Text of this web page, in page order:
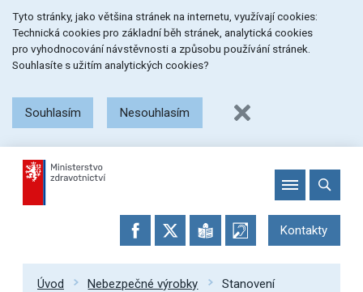
na
menu
na
obsah
na
patičku
stránky
Tyto stránky, jako většina stránek na internetu, využívají cookies:
Technická cookies pro základní běh stránek, analytická cookies
pro vyhodnocování návstěvnosti a způsobu používání stránek.
Souhlasíte s užitím analytických cookies?
Souhlasím Nesouhlasím
Kontakty
Úvod Nebezpečné výrobky
Stanovení